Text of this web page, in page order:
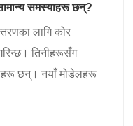
समस्याहरू छन्?
लागि कोर
तिनीहरूसँग
छन्। नयाँ मोडेलहरू